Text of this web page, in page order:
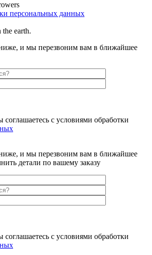
персональных данных
earth.
и мы перезвоним вам в ближайшее
соглашаетесь с условиями обработки
и мы перезвоним вам в ближайшее
детали по вашему заказу
соглашаетесь с условиями обработки